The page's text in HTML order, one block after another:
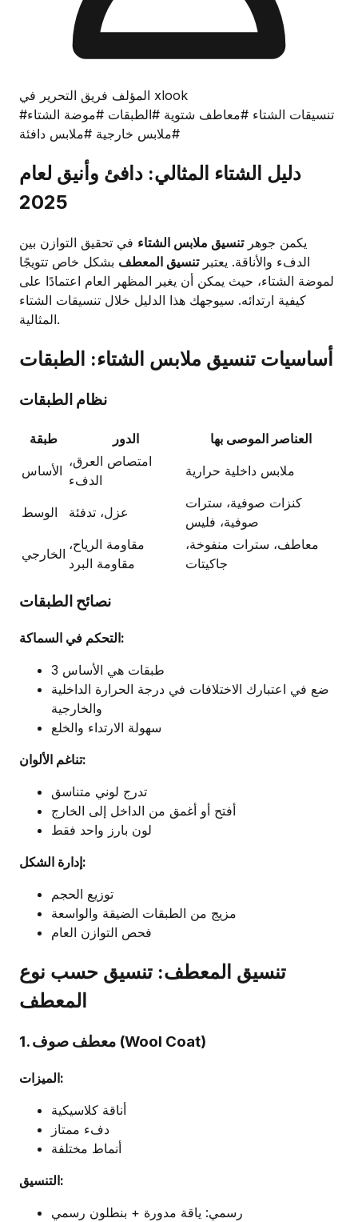
المؤلف فريق التحرير في xlook
#تنسيقات الشتاء #معاطف شتوية #الطبقات #موضة الشتاء
#ملابس خارجية #ملابس دافئة
دليل الشتاء المثالي: دافئ وأنيق لعام
2025
يكمن جوهرتنسيق ملابس الشتاء في تحقيق التوازن بين
الدفء والأناقة. يعتبرتنسيق المعطف بشكل خاص تتويجًا
لموضة الشتاء، حيث يمكن أن يغير المظهر العام اعتمادًا على
كيفية ارتدائه. سيوجهك هذا الدليل خلال تنسيقات الشتاء
المثالية.
أساسيات تنسيق ملابس الشتاء: الطبقات
نظام الطبقات
طبقة الدور
العناصر الموصى بها
الأساس
امتصاص العرق،
الدفء
ملابس داخلية حرارية
الوسط عزل، تدفئة
كنزات صوفية، سترات
صوفية، فليس
الخارجي
مقاومة الرياح،
مقاومة البرد
معاطف، سترات منفوخة،
جاكيتات
نصائح الطبقات
التحكم في السماكة:
3 طبقات هي الأساس
ضع في اعتبارك الاختلافات في درجة الحرارة الداخلية
والخارجية
سهولة الارتداء والخلع
تناغم الألوان:
تدرج لوني متناسق
أفتح أو أغمق من الداخل إلى الخارج
لون بارز واحد فقط
إدارة الشكل:
توزيع الحجم
مزيج من الطبقات الضيقة والواسعة
فحص التوازن العام
تنسيق المعطف: تنسيق حسب نوع
المعطف
1. معطف صوف (Wool Coat)
الميزات:
أناقة كلاسيكية
دفء ممتاز
أنماط مختلفة
التنسيق:
رسمي: ياقة مدورة + بنطلون رسمي